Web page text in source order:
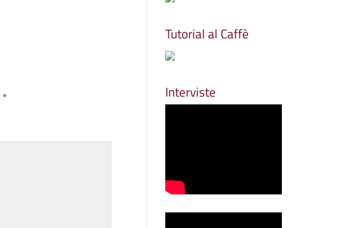
*
Tutorial al Caffè
Interviste